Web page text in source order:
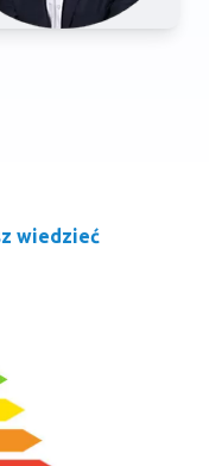
wiedzieć